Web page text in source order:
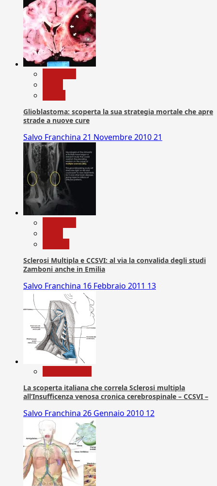
Glioblastoma: scoperta la sua strategia mortale che apre
strade a nuove cure
Salvo Franchina 21 Novembre 201021
Sclerosi Multipla e CCSVI: al via la convalida degli studi
Zamboni anche in Emilia
Salvo Franchina 16 Febbraio 2011 13
La scoperta italiana che correla Sclerosi multipla
all’Insufficenza venosa cronica cerebrospinale – CCSVI –
Salvo Franchina 26 Gennaio 2010 12